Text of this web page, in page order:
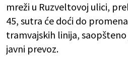
mreži u Ruzveltovoj ulici,
45, sutra će doći do
tramvajskih linija,
javni prevoz.